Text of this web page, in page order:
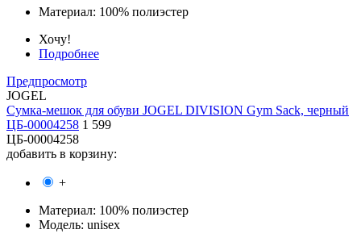
Материал: 100% полиэстер
Хочу!
Подробнее
Предпросмотр
JOGEL
Сумка-мешок для обуви JOGEL DIVISION Gym Sack, черный
ЦБ-00004258 1 599
ЦБ-00004258
добавить в корзину:
+
Материал: 100% полиэстер
Модель: unisex